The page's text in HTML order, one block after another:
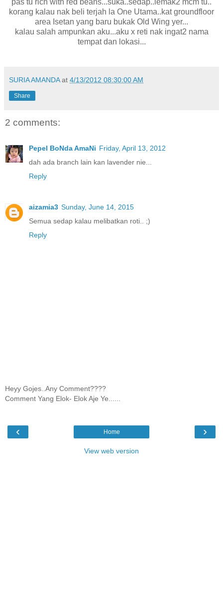
korang kalau nak beli terjah la One Utama..kat groundfloor
area Isetan yang baru bukak Old Wing yer...
kalau salah ampunkan aku...aku x reti nak ingat2 nama
tempat dan lokasi...
SURIA AMANDA at 4/13/2012 08:30:00 AM
Share
2 comments:
Pepel BoNda AmaNi Friday, April 13, 2012
dah ada branch lain kan lavender nie...
Reply
aizamia3 Sunday, June 14, 2015
Semua sedap kalau melibatkan roti.. ;)
Reply
Heyy Gojes..Any Comment????
Comment Yang Elok- Elok Aje Ye......
‹ ›
Home
View web version